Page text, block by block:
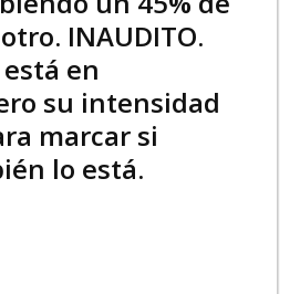
INAUDITO.
en
su intensidad
marcar si
lo está.